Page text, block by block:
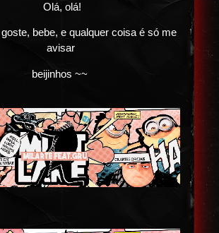
Olá, olá!
bebe, e qualquer coisa é só me
avisar
beijinhos ~~